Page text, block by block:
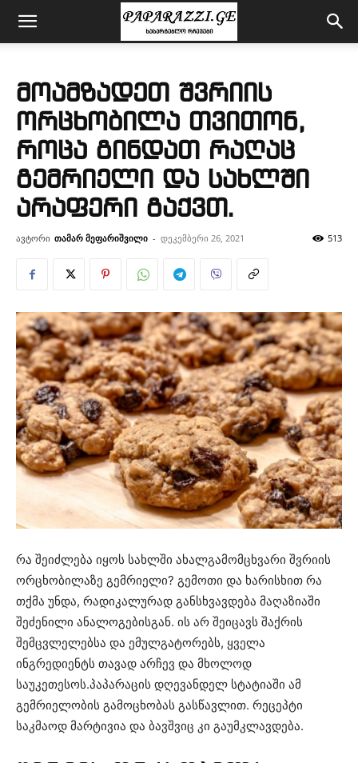
მოამზადეთ შვრიის
ორცხობილა თვითონ,
როცა გინდათ რაღაც
გემრიელი და სახლში
არაფერი გაქვთ.
ავტორი თამარ მეფარიშვილი - დეკემბერი 26, 2021 513
რა შეიძლება იყოს სახლში ახალგამომცხვარი შვრიის
ორცხობილაზე გემრიელი? გემოთი და ხარისხით რა
თქმა უნდა, რადიკალურად განსხვავდება მაღაზიაში
შეძენილი ანალოგებისგან. ის არ შეიცავს შაქრის
შემცვლელებსა და ემულგატორებს, ყველა
ინგრედიენტს თავად არჩევ და მხოლოდ
საუკეთესოს.პაპარაცის დღევანდელ სტატიაში ამ
გემრიელობის გამოცხობას გასწავლით. რეცეპტი
საკმაოდ მარტივია და ბავშვიც კი გაუმკლავდება.